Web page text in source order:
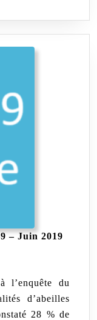
– Juin 2019
du
–
Juin
d’abeilles
28 % de